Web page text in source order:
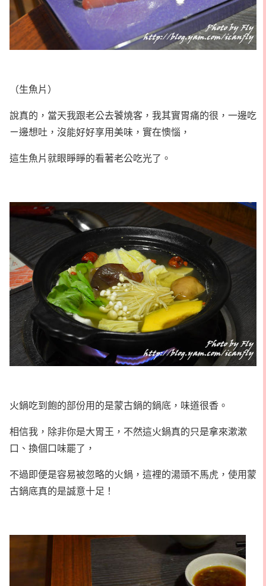
（生魚片）
說真的，當天我跟老公去饕燒客，我其實胃痛的很，一邊吃
ㄧ邊想吐，沒能好好享用美味，實在懊惱，
這生魚片就眼睜睜的看著老公吃光了。
火鍋吃到飽的部份用的是蒙古鍋的鍋底，味道很香。
相信我，除非你是大胃王，不然這火鍋真的只是拿來漱漱
口、換個口味罷了，
不過即便是容易被忽略的火鍋，這裡的湯頭不馬虎，使用蒙
古鍋底真的是誠意十足！